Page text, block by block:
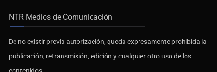
NTR Medios de Comunicación
De no existir previa autorización, queda expresamente prohibida la
publicación, retransmisión, edición y cualquier otro uso de los
contenidos.